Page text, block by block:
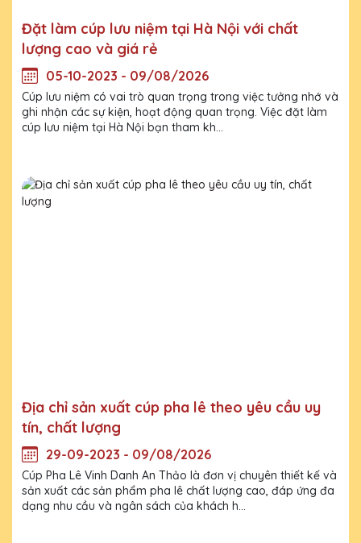
Đặt làm cúp lưu niệm tại Hà Nội với chất
lượng cao và giá rẻ
05-10-2023 - 09/08/2026
Cúp lưu niệm có vai trò quan trọng trong việc tưởng nhớ và
ghi nhận các sự kiện, hoạt động quan trọng. Việc đặt làm
cúp lưu niệm tại Hà Nội bạn tham kh...
Địa chỉ sản xuất cúp pha lê theo yêu cầu uy
tín, chất lượng
29-09-2023 - 09/08/2026
Cúp Pha Lê Vinh Danh An Thảo là đơn vị chuyên thiết kế và
sản xuất các sản phẩm pha lê chất lượng cao, đáp ứng đa
dạng nhu cầu và ngân sách của khách h...